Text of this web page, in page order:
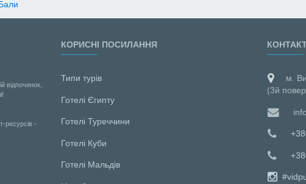
відпочинок,
ресурсів -
КОРИСНІ ПОСИЛАННЯ
Типи турів
Готелі Єгипту
Готелі Туреччини
Готелі Куби
Готелі Мальдiв
м.
(3й